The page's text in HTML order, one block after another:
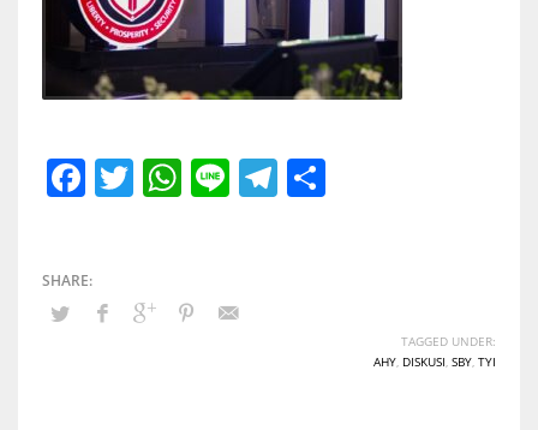
Facebook
Twitter
WhatsApp
LineTelegram
TAGGED UNDER:
AHY, DISKUSI, SBY, TYI